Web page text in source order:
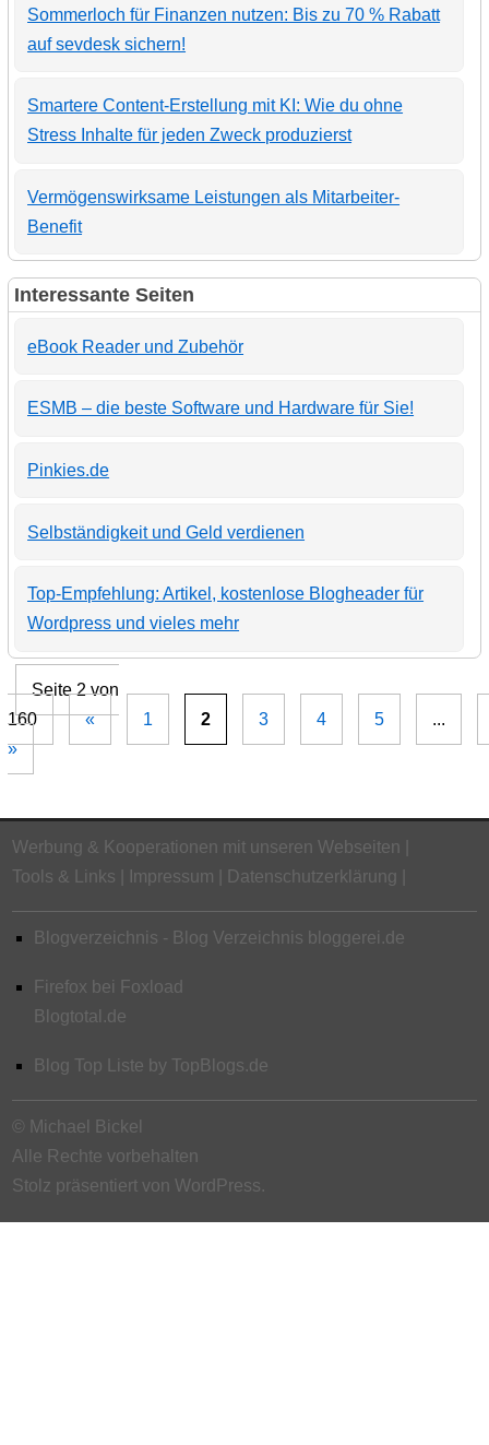
Sommerloch für Finanzen nutzen: Bis zu 70 % Rabatt
auf sevdesk sichern!
Smartere Content-Erstellung mit KI: Wie du ohne
Stress Inhalte für jeden Zweck produzierst
Vermögenswirksame Leistungen als Mitarbeiter-
Benefit
Interessante Seiten
eBook Reader und Zubehör
ESMB – die beste Software und Hardware für Sie!
Pinkies.de
Selbständigkeit und Geld verdienen
Top-Empfehlung: Artikel, kostenlose Blogheader für
Wordpress und vieles mehr
Seite 2 von
160
« 1 2 3 4 5
...
»
Werbung & Kooperationen mit unseren Webseiten
Tools & Links
Impressum Datenschutzerklärung
Blogverzeichnis - Blog Verzeichnis bloggerei.de
Firefox bei Foxload
Blogtotal.de
Blog Top Liste by TopBlogs.de
© Michael Bickel
Alle Rechte vorbehalten
Stolz präsentiert von WordPress.